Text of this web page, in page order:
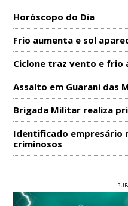
Horóscopo do Dia
Frio aumenta e sol
Ciclone traz vento e frio
Assalto em Guarani das
Brigada Militar realiza
Identificado empresário
criminosos